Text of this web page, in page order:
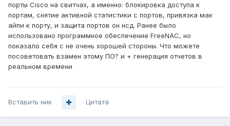
порты Cisco на свитчах, а именно: блокировка доступа к
портам, снятие активной статистики с портов, привязка мак
айпи к порту, и защита портов он нсд. Ранее было
использовано программное обеспечение FreeNAC, но
показало себя с не очень хорошей стороны. Что можете
посоветовать взамен этому ПО? и + генерация отчетов в
реальном времени
Вставить ник Цитата